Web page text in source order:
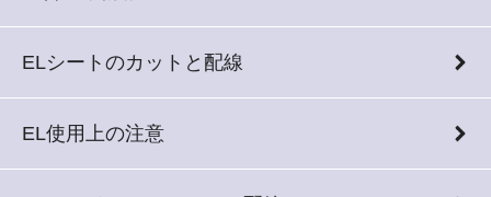
ELシートのカットと配線
EL使用上の注意